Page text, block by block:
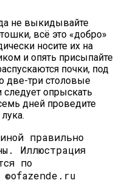
– Как Сделать
Быстро И Просто
не выкидывайте
всё это «добро»
носите их на
и опять присыпайте
почки, под
две-три столовые
опрыскать
дней проведите
Иллюстрация
по
©ofazende.ru